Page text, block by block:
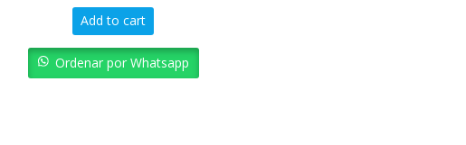
price
was:
Bs. 1.857,17.Bs. 1.671,45.
Add to cart
Ordenar por Whatsapp